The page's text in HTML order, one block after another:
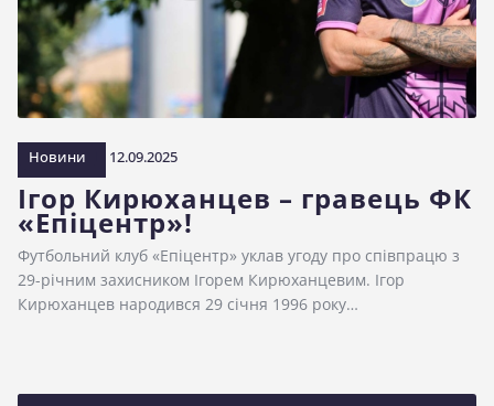
Новини 12.09.2025
Ігор Кирюханцев – гравець ФК
«Епіцентр»!
Футбольний клуб «Епіцентр» уклав угоду про співпрацю з
29-річним захисником Ігорем Кирюханцевим. Ігор
Кирюханцев народився 29 січня 1996 року…